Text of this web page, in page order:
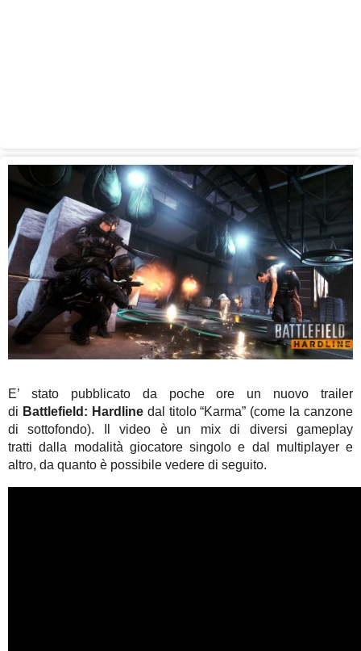
E’ stato pubblicato da poche ore un nuovo trailer
di Battlefield: Hardline dal titolo “Karma” (come la canzone
di sottofondo). Il video è un mix di diversi gameplay
tratti dalla modalità giocatore singolo e dal multiplayer e
altro, da quanto è possibile vedere di seguito.